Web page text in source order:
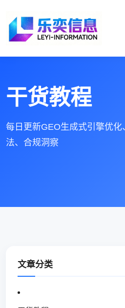
干货教程
每日更新GEO生成式引擎优
法、合规洞察
文章分类